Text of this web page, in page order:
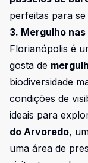
perfeitas para
3. Mergulho
Florianópolis é
gosta de
biodiversidade
condições de
ideais para
do Arvoredo,
uma área de